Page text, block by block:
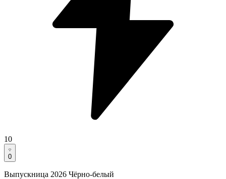
10
0
Выпускница 2026 Чёрно-белый